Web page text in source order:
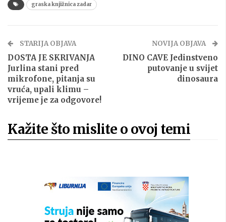
graska knjižnica zadar
STARIJA OBJAVA
DOSTA JE SKRIVANJA
Jurlina stani pred
mikrofone, pitanja su
vruća, upali klimu –
vrijeme je za odgovore!
NOVIJA OBJAVA
DINO CAVE Jedinstveno
putovanje u svijet
dinosaura
Kažite što mislite o ovoj temi